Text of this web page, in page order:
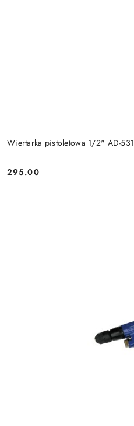
Wiertarka pistoletowa 1/2" AD-531
Cena:
295.00